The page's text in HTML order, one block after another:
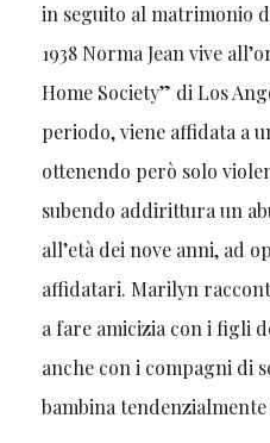
in seguito al matrimonio
1938 Norma Jean vive
Home Society” di Los
periodo, viene affidata a
ottenendo però solo
subendo addirittura un
all’età dei nove anni, ad
affidatari. Marilyn
a fare amicizia con i figli
anche con i compagni di
bambina